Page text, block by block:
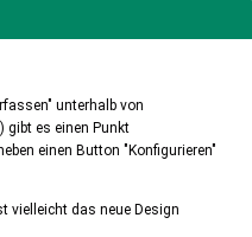
unterhalb von
gibt es einen Punkt
einen Button "Konfigurieren"
vielleicht das neue Design